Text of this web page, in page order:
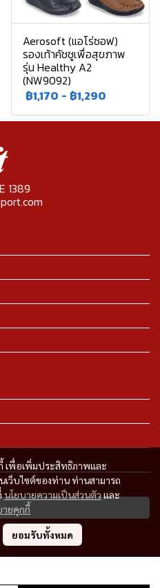
Aerosoft (แอโร่ซอฟ)
รองเท้าคัชชูเพื่อสุขภาพ
รุ่น Healthy A2
(NW9092)
฿1,170 - ฿1,290
เพื่อเพิ่มประสิทธิภาพและ
ว็บไซต์ของท่าน ท่านสามารถ
นโยบายความเป็นส่วนตัวและ
ายคุกกี้
ยอมรับทั้งหมด
1389